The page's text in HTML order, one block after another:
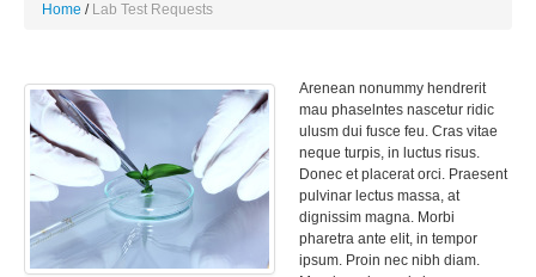
Home Lab Test Requests
Arenean nonummy hendrerit
mau phaselntes nascetur ridic
ulusm dui fusce feu. Cras vitae
neque turpis, in luctus risus.
Donec et placerat orci. Praesent
pulvinar lectus massa, at
dignissim magna. Morbi
pharetra ante elit, in tempor
ipsum. Proin nec nibh diam.